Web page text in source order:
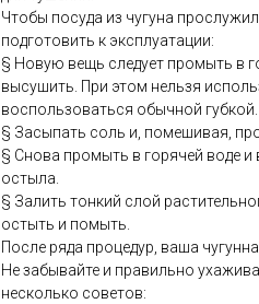
Чтобы посуда из чугуна
подготовить к эксплуатации:
§ Новую вещь следует промыть в
высушить. При этом нельзя
воспользоваться обычной губкой.
§ Засыпать соль и, помешивая,
§ Снова промыть в горячей воде и
остыла.
§ Залить тонкий слой
остыть и помыть.
После ряда процедур, ваша
Не забывайте и правильно
несколько советов: